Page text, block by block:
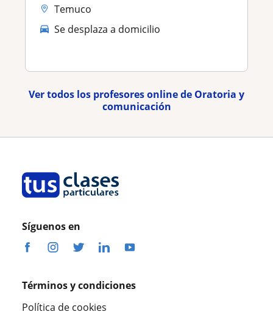
Temuco
Se desplaza a domicilio
Ver todos los profesores online de Oratoria y
comunicación
Síguenos en
Términos y condiciones
Política de cookies